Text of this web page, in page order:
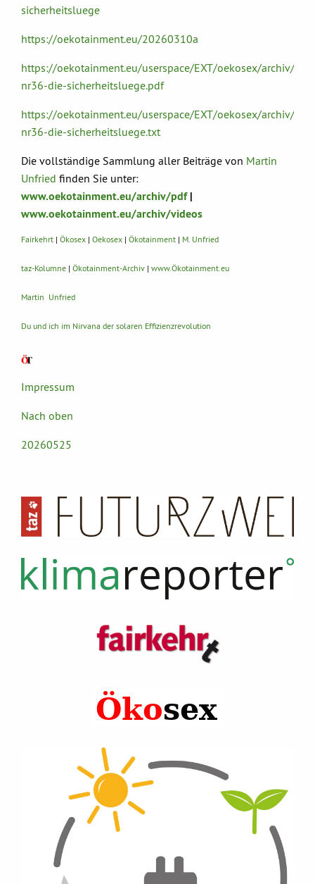
sicherheitsluege
https://oekotainment.eu/20260310a
https://oekotainment.eu/userspace/EXT/oekosex/archiv/
nr36-die-sicherheitsluege.pdf
https://oekotainment.eu/userspace/EXT/oekosex/archiv/
nr36-die-sicherheitsluege.txt
Die vollständige Sammlung aller Beiträge von Martin
Unfried finden Sie unter:
www.oekotainment.eu/archiv/pdf|
www.oekotainment.eu/archiv/videos
Fairkehrt | Ökosex | Oekosex | Ökotainment | M. Unfried
taz-Kolumne | Ökotainment-Archiv | www.Ökotainment.eu
Martin Unfried
Du und ich im Nirvana der solaren Effizienzrevolution
Impressum
Nach oben
20260525